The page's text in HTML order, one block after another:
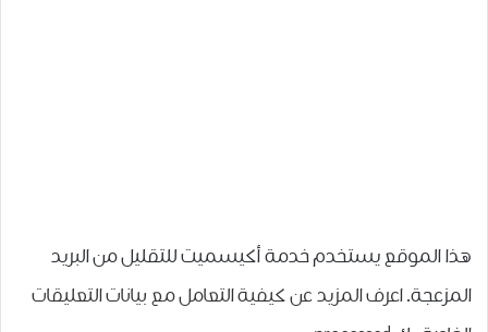
هذا الموقع يستخدم خدمة أكيسميت للتقليل من البريد
المزعجة.اعرف المزيد عن كيفية التعامل مع بيانات التعليقات